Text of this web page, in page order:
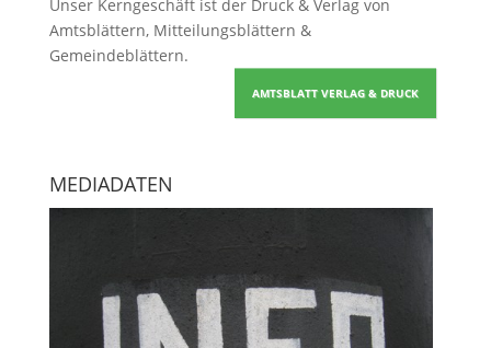
Unser Kerngeschäft ist der Druck & Verlag von
Amtsblättern, Mitteilungsblättern &
Gemeindeblättern.
AMTSBLATT VERLAG & DRUCK
MEDIADATEN